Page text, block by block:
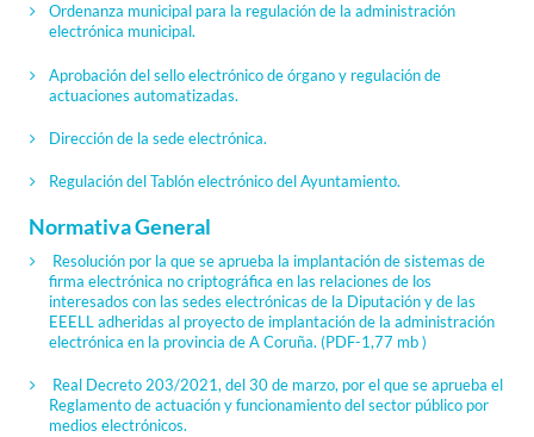
Ordenanza municipal para la regulación de la administración
electrónica municipal.
Aprobación del sello electrónico de órgano y regulación de
actuaciones automatizadas.
Dirección de la sede electrónica.
Regulación del Tablón electrónico del Ayuntamiento.
Normativa General
Resolución por la que se aprueba la implantación de sistemas de
firma electrónica no criptográfica en las relaciones de los
interesados con las sedes electrónicas de la Diputación y de las
EEELL adheridas al proyecto de implantación de la administración
electrónica en la provincia de A Coruña. (PDF-1,77 mb )
Real Decreto 203/2021, del 30 de marzo, por el que se aprueba el
Reglamento de actuación y funcionamiento del sector público por
medios electrónicos.